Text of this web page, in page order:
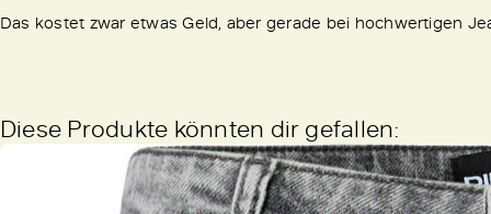
Das kostet zwar etwas Geld, aber gerade bei hochwertigen
Diese Produkte könnten dir gefallen: